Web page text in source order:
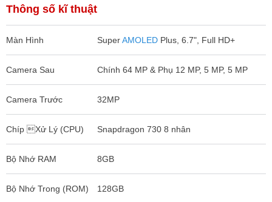
Thông số kĩ thuật
Màn Hình SuperAMOLEDPlus, 6.7", Full HD+
Camera Sau Chính 64 MP & Phụ 12 MP, 5 MP, 5 MP
Camera Trước 32MP
Chíp Xử Lý (CPU) Snapdragon 730 8 nhân
Bộ Nhớ RAM 8GB
Bộ Nhớ Trong (ROM) 128GB